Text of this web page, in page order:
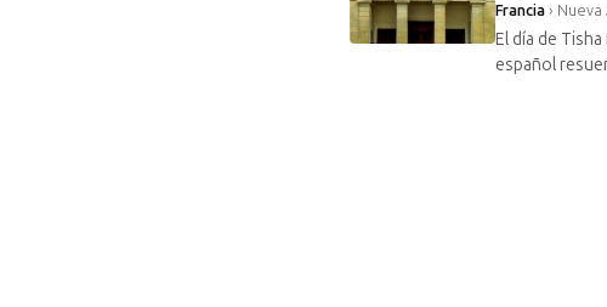
Francia › Nueva
El día de
español